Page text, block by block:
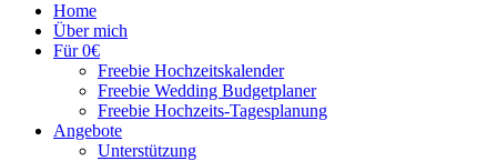
Home
Über mich
Für 0€
Freebie Hochzeitskalender
Freebie Wedding Budgetplaner
Freebie Hochzeits-Tagesplanung
Angebote
Unterstützung